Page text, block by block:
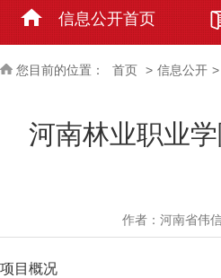
信息公开首页
您目前的位置： 首页 > 信息公开 >
河南林业职业
作者： 河南省伟
项目概况